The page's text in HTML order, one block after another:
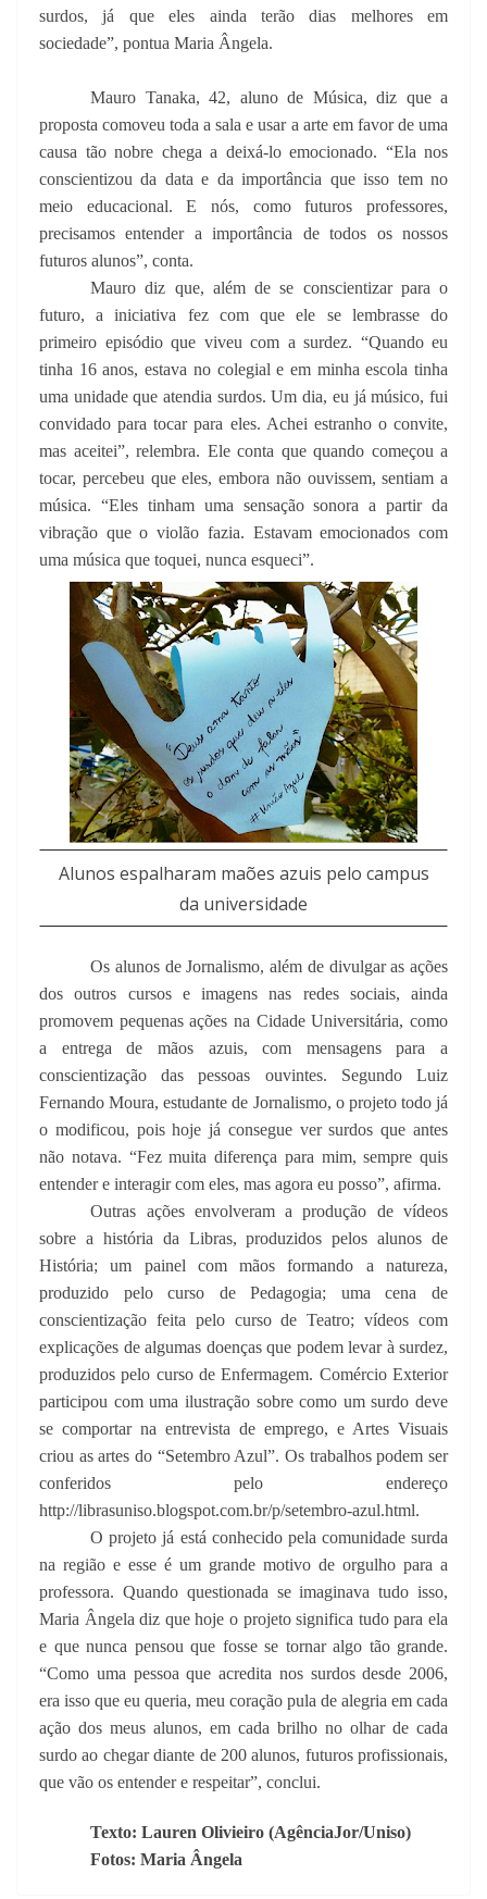
surdos, já que eles ainda terão dias melhores em
sociedade”, pontua Maria Ângela.
Mauro Tanaka, 42, aluno de Música, diz que a
proposta comoveu toda a sala e usar a arte em favor de uma
causa tão nobre chega a deixá-lo emocionado. “Ela nos
conscientizou da data e da importância que isso tem no
meio educacional. E nós, como futuros professores,
precisamos entender a importância de todos os nossos
futuros alunos”, conta.
Mauro diz que, além de se conscientizar para o
futuro, a iniciativa fez com que ele se lembrasse do
primeiro episódio que viveu com a surdez. “Quando eu
tinha 16 anos, estava no colegial e em minha escola tinha
uma unidade que atendia surdos. Um dia, eu já músico, fui
convidado para tocar para eles. Achei estranho o convite,
mas aceitei”, relembra. Ele conta que quando começou a
tocar, percebeu que eles, embora não ouvissem, sentiam a
música. “Eles tinham uma sensação sonora a partir da
vibração que o violão fazia. Estavam emocionados com
uma música que toquei, nunca esqueci”.
Alunos espalharam maões azuis pelo campus
da universidade
Os alunos de Jornalismo, além de divulgar as ações
dos outros cursos e imagens nas redes sociais, ainda
promovem pequenas ações na Cidade Universitária, como
a entrega de mãos azuis, com mensagens para a
conscientização das pessoas ouvintes. Segundo Luiz
Fernando Moura, estudante de Jornalismo, o projeto todo já
o modificou, pois hoje já consegue ver surdos que antes
não notava. “Fez muita diferença para mim, sempre quis
entender e interagir com eles, mas agora eu posso”, afirma.
Outras ações envolveram a produção de vídeos
sobre a história da Libras, produzidos pelos alunos de
História; um painel com mãos formando a natureza,
produzido pelo curso de Pedagogia; uma cena de
conscientização feita pelo curso de Teatro; vídeos com
explicações de algumas doenças que podem levar à surdez,
produzidos pelo curso de Enfermagem. Comércio Exterior
participou com uma ilustração sobre como um surdo deve
se comportar na entrevista de emprego, e Artes Visuais
criou as artes do “Setembro Azul”. Os trabalhos podem ser
conferidos pelo endereço
http://librasuniso.blogspot.com.br/p/setembro-azul.html.
O projeto já está conhecido pela comunidade surda
na região e esse é um grande motivo de orgulho para a
professora. Quando questionada se imaginava tudo isso,
Maria Ângela diz que hoje o projeto significa tudo para ela
e que nunca pensou que fosse se tornar algo tão grande.
“Como uma pessoa que acredita nos surdos desde 2006,
era isso que eu queria, meu coração pula de alegria em cada
ação dos meus alunos, em cada brilho no olhar de cada
surdo ao chegar diante de 200 alunos, futuros profissionais,
que vão os entender e respeitar”, conclui.
Texto: Lauren Olivieiro (AgênciaJor/Uniso)
Fotos: Maria Ângela